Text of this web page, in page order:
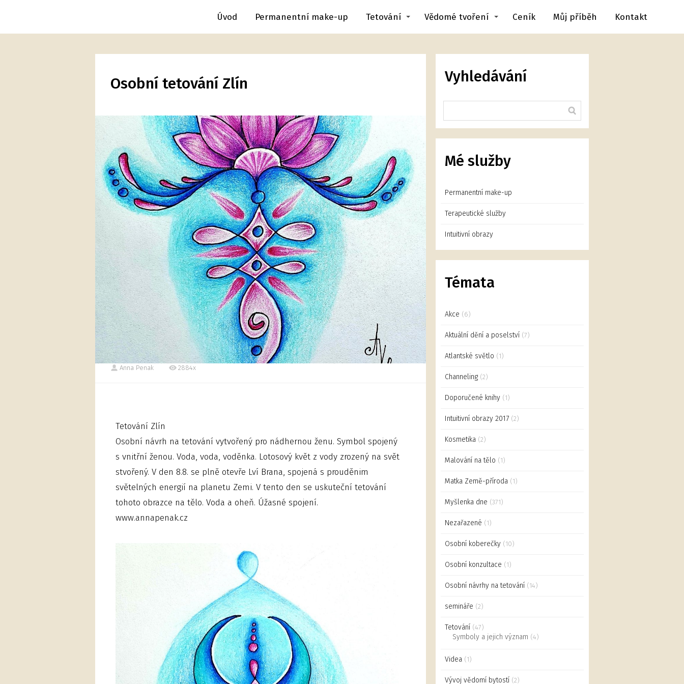
Úvod Permanentní make-up Tetování Vědomé tvoření Ceník Můj příběh Kontakt
Osobní tetování Zlín
Anna Penak 2884x
Tetování Zlín
Osobní návrh na tetování vytvořený pro nádhernou ženu. Symbol spojený
s vnitřní ženou. Voda, voda, voděnka. Lotosový květ z vody zrozený na svět
stvořený. V den 8.8. se plně otevře Lví Brana, spojená s prouděnim
světelných energií na planetu Zemi. V tento den se uskuteční tetování
tohoto obrazce na tělo. Voda a oheň. Úžasné spojení.
www.annapenak.cz
Vyhledávání
Mé služby
Permanentní make-up
Terapeutické služby
Intuitivní obrazy
Témata
Akce (6)
Aktuální dění a poselství (7)
Atlantské světlo (1)
Channeling (2)
Doporučené knihy (1)
Intuitivní obrazy 2017 (2)
Kosmetika (2)
Malování na tělo (1)
Matka Země-příroda (1)
Myšlenka dne (371)
Nezařazené (1)
Osobní koberečky (10)
Osobní konzultace (1)
Osobní návrhy na tetování (14)
semináře (2)
Tetování (47)
Symboly a jejich význam (4)
Videa (1)
Vývoj vědomí bytostí (2)